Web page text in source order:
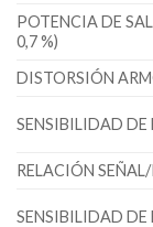
POTENCIA DE
0,7 %)
DISTORSIÓN
SENSIBILIDAD DE
RELACIÓN
SENSIBILIDAD DE